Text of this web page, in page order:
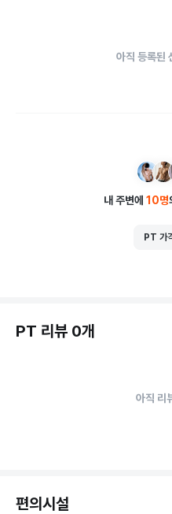
아직 등록된
내 주변에 10명
PT 가
PT 리뷰 0개
아직 리
편의시설